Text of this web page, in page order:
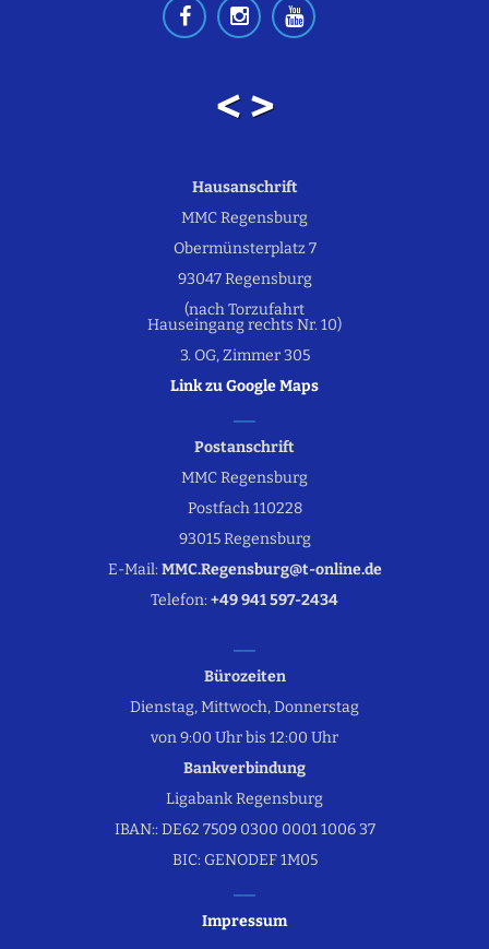
< >
Hausanschrift
MMC Regensburg
Obermünsterplatz 7
93047 Regensburg
(nach Torzufahrt
Hauseingang rechts Nr. 10)
3. OG, Zimmer 305
Link zu Google Maps
Postanschrift
MMC Regensburg
Postfach 110228
93015 Regensburg
E-Mail: MMC.Regensburg@t-online.de
Telefon: +49 941 597-2434
Bürozeiten
Dienstag, Mittwoch, Donnerstag
von 9:00 Uhr bis 12:00 Uhr
Bankverbindung
Ligabank Regensburg
IBAN:: DE62 7509 0300 0001 1006 37
BIC: GENODEF 1M05
Impressum